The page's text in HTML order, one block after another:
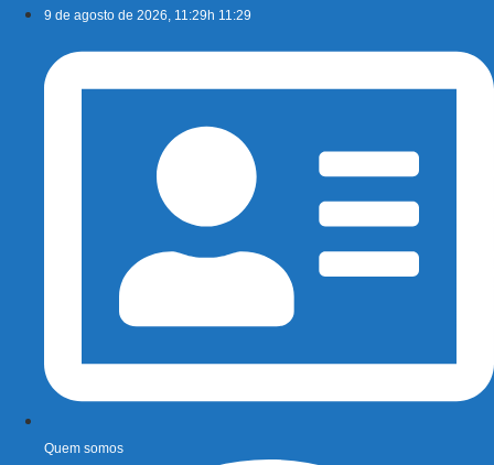
conteúdo
9 de agosto de 2026, 11:29h 11:29
Quem somos